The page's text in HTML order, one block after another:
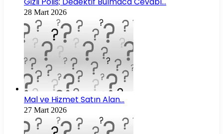
28 Mart 2026
Mal ve Hizmet Satın Alan…
27 Mart 2026